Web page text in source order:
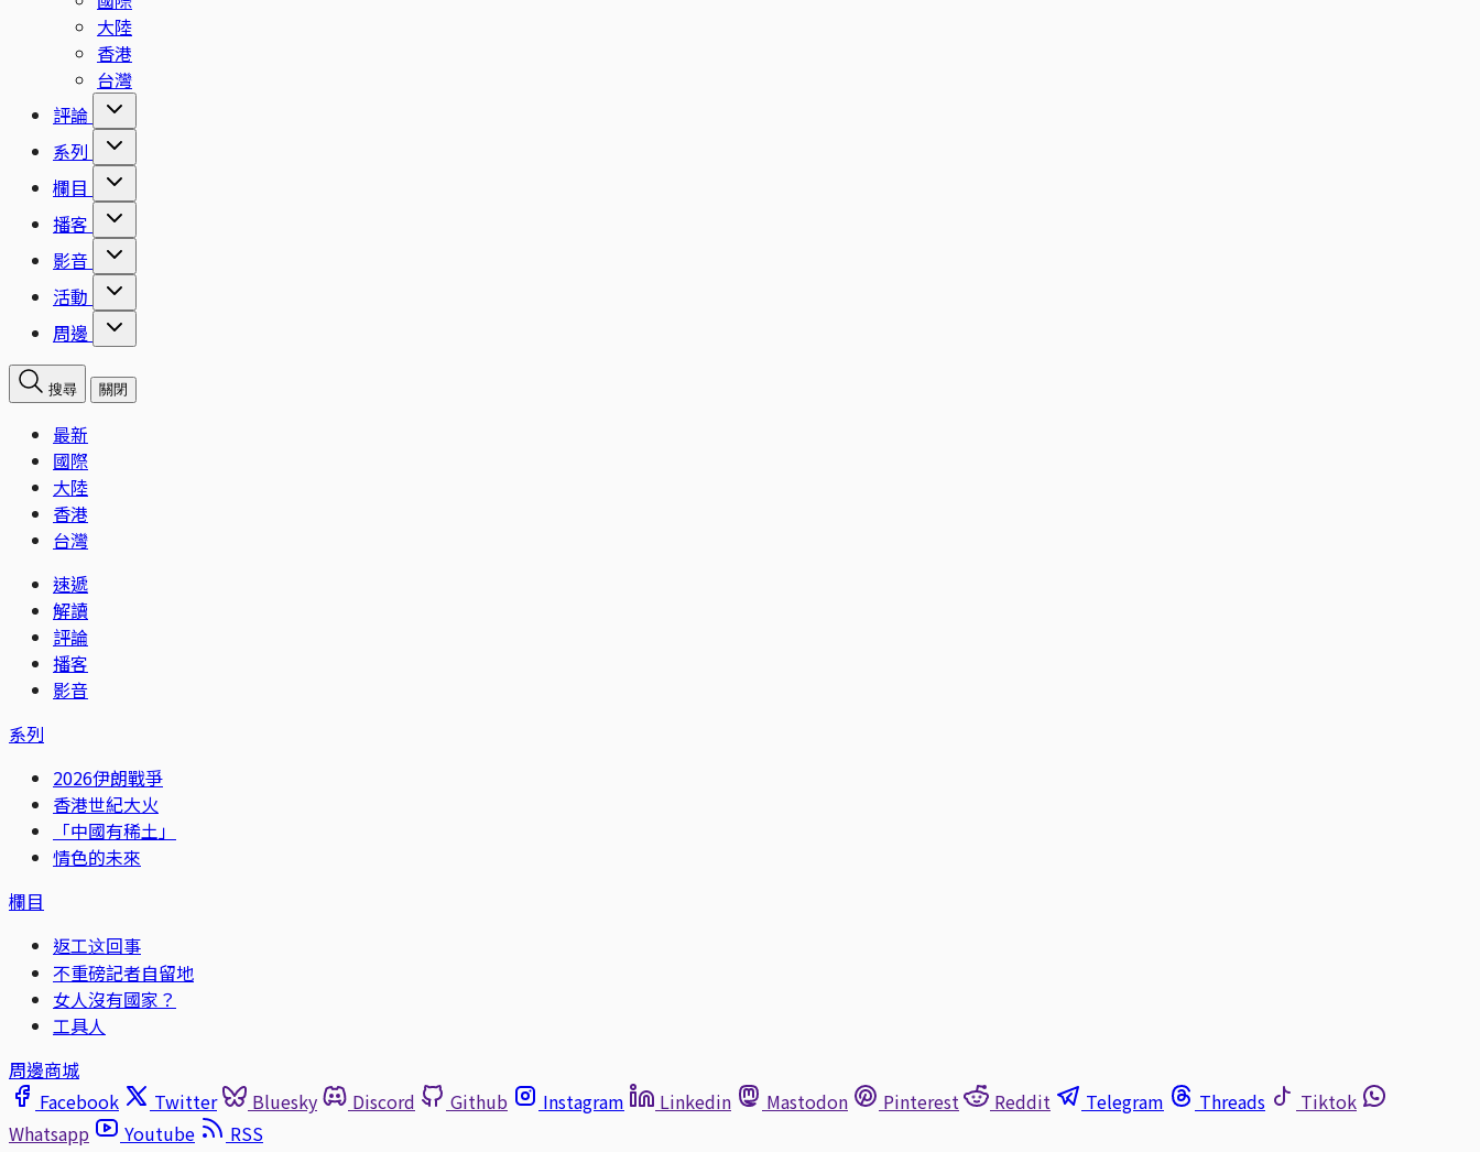
大陸
香港
台灣
評論
系列
欄目
播客
影音
活動
周邊
搜尋 關閉
最新
國際
大陸
香港
台灣
速遞
解讀
評論
播客
影音
系列
2026伊朗戰爭
香港世紀大火
「中國有稀土」
情色的未來
欄目
返工这回事
不重磅記者自留地
女人沒有國家？
工具人
周邊商城
Facebook
Twitter Bluesky Discord Github Instagram Linkedin Mastodon Pinterest Reddit Telegram Threads
Tiktok
Whatsapp
Youtube
RSS